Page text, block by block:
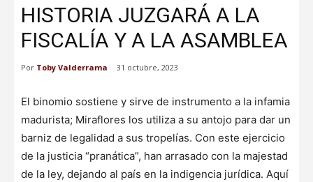
HISTORIA JUZGARÁ A LA
FISCALÍA Y A LA ASAMBLEA
Por Toby Valderrama 31 octubre, 2023
El binomio sostiene y sirve de instrumento a la infamia
madurista; Miraflores los utiliza a su antojo para dar un
barniz de legalidad a sus tropelías. Con este ejercicio
de la justicia “pranática”, han arrasado con la majestad
de la ley, dejando al país en la indigencia jurídica. Aquí